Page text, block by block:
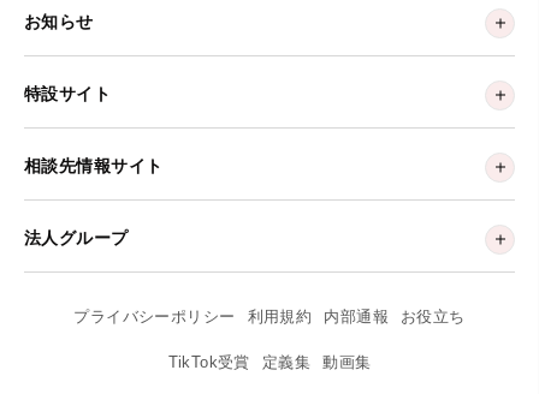
お知らせ
特設サイト
相談先情報サイト
法人グループ
プライバシーポリシー 利用規約 内部通報 お役立ち
TikTok受賞 定義集 動画集